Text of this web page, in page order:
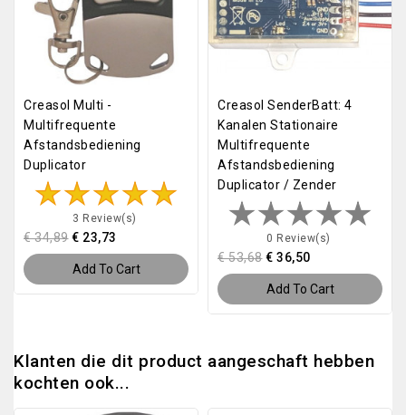
Creasol Multi -
Multifrequente
Afstandsbediening
Duplicator
3 Review(s)
€ 34,89 € 23,73
Add To Cart
Creasol SenderBatt: 4
Kanalen Stationaire
Multifrequente
Afstandsbediening
Duplicator / Zender
0 Review(s)
€ 53,68 € 36,50
Add To Cart
Klanten die dit product aangeschaft hebben
kochten ook...